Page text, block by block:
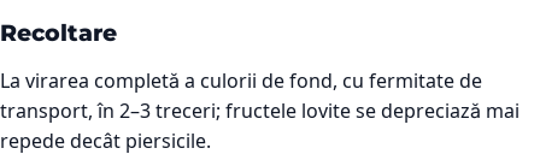
Recoltare
La virarea completă a culorii de fond, cu fermitate de
transport, în 2–3 treceri; fructele lovite se depreciază mai
repede decât piersicile.